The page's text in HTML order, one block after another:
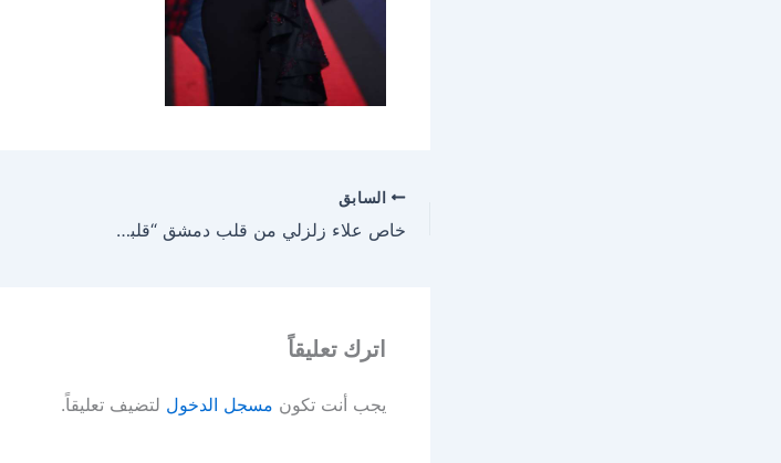
السابق
خاص علاء زلزلي من قلب دمشق “قلبا بيساع الكل “
اترك تعليقاً
يجب أنت تكون مسجل الدخول لتضيف تعليقاً.